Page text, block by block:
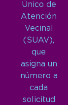
Único de
Atención
Vecinal
(SUAV),
que
asigna un
número a
cada
solicitud